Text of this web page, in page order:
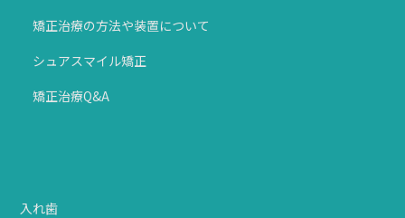
矯正治療の方法や装置について
シュアスマイル矯正
矯正治療Q&A
入れ歯